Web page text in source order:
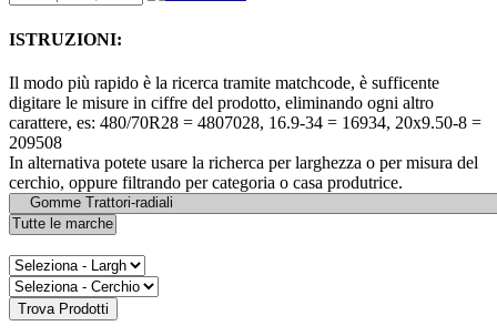
ISTRUZIONI:
Il modo più rapido è la ricerca tramite matchcode, è sufficente
digitare le misure in ciffre del prodotto, eliminando ogni altro
carattere, es: 480/70R28 = 4807028, 16.9-34 = 16934, 20x9.50-8 =
209508
In alternativa potete usare la richerca per larghezza o per misura del
cerchio, oppure filtrando per categoria o casa produtrice.